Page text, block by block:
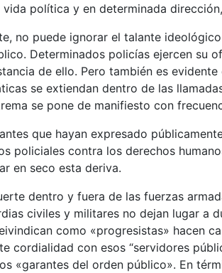
vida política y en determinada
no puede ignorar el talante
Determinados policías ejercen su
de ello. Pero también es
se extiendan dentro de las
se pone de manifiesto con
que hayan expresado
policiales contra los derechos
en seco esta deriva.
dentro y fuera de las fuerzas
civiles y militares no dejan lugar a
como «progresistas» hacen
cordialidad con esos “servidores
«garantes del orden público». En